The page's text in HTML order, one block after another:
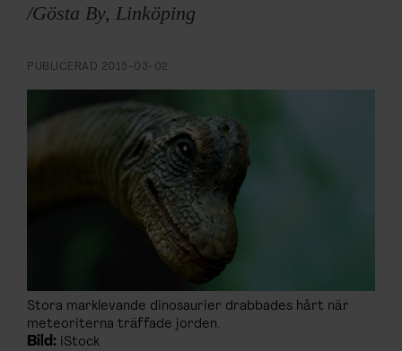
SHOP
KONTAKTA F&F
SKRIV I F&F
PRENUMERERA PÅ F&F
ANNONSERA I F&F
/Gösta By, Linköping
PUBLICERAD 2015-03-02
Stora marklevande dinosaurier drabbades hårt när
meteoriterna träffade jorden.
Bild: iStock